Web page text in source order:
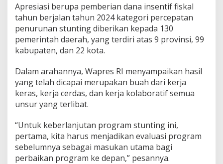
Apresiasi berupa pemberian dana insentif fiskal
tahun berjalan tahun 2024 kategori percepatan
penurunan stunting diberikan kepada 130
pemerintah daerah, yang terdiri atas 9 provinsi, 99
kabupaten, dan 22 kota.
Dalam arahannya, Wapres RI menyampaikan hasil
yang telah dicapai merupakan buah dari kerja
keras, kerja cerdas, dan kerja kolaboratif semua
unsur yang terlibat.
“Untuk keberlanjutan program stunting ini,
pertama, kita harus menjadikan evaluasi program
sebelumnya sebagai masukan utama bagi
perbaikan program ke depan,” pesannya.